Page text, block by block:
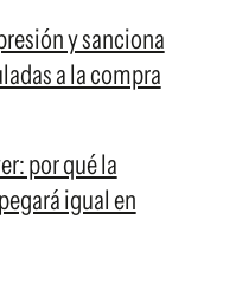
y sanciona
a la compra
por qué la
igual en